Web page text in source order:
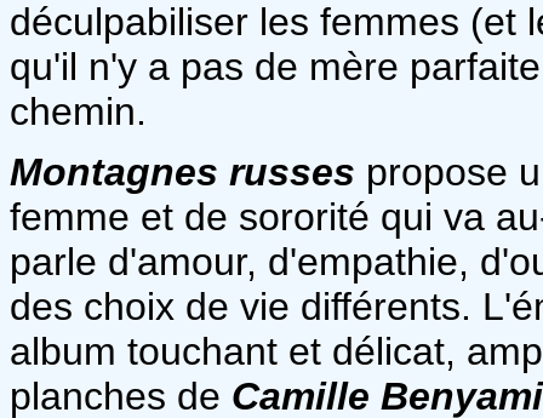
déculpabiliser les femmes (et
qu'il n'y a pas de mère
chemin.
Montagnes russes propose
femme et de sororité qui va
parle d'amour, d'empathie,
des choix de vie différents.
album touchant et délicat,
planches de Camille